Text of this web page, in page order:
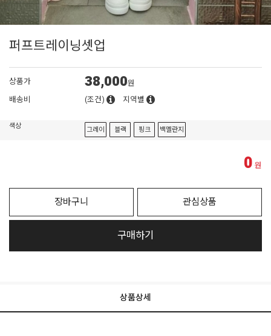
퍼프트레이닝셋업
상품가 38,000원
배송비
(조건) 지역별
색상 그레이 블랙 핑크 백멜란지
0 원
장바구니 관심상품
구매하기
상품상세